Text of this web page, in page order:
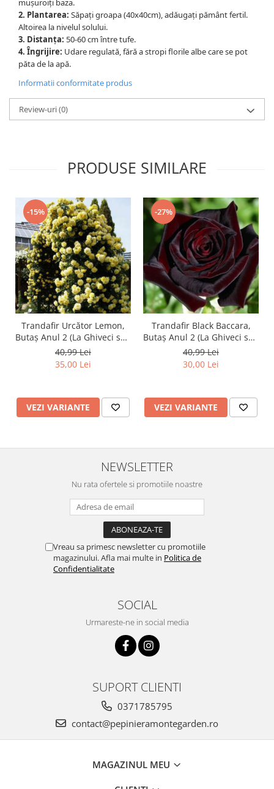
mușuroiți baza.
2. Plantarea: Săpați groapa (40x40cm), adăugați pământ fertil.
Altoirea la nivelul solului.
3. Distanța: 50-60 cm între tufe.
4. Îngrijire: Udare regulată, fără a stropi florile albe care se pot
păta de la apă.
Informatii conformitate produs
Review-uri(0)
PRODUSE SIMILARE
-15%
Trandafir Urcător Lemon,
Butaș Anul 2 (La Ghiveci sau
Rădăcină Liberă)
40,99 Lei
35,00 Lei
VEZI VARIANTE
-27%
Trandafir Black Baccara,
Butaș Anul 2 (La Ghiveci sau
Rădăcină Liberă)
40,99 Lei
30,00 Lei
VEZI VARIANTE
NEWSLETTER
Nu rata ofertele si promotiile noastre
Vreau sa primesc newsletter cu promotiile
magazinului. Afla mai multe in Politica de
Confidentialitate
SOCIAL
Urmareste-ne in social media
SUPORT CLIENTI
0371785795
contact@pepinieramontegarden.ro
MAGAZINUL MEU